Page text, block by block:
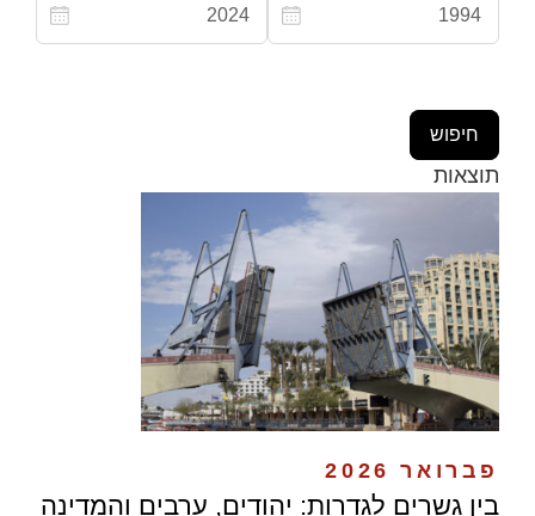
תוצאות
פברואר 2026
בין גשרים לגדרות: יהודים, ערבים והמדינה